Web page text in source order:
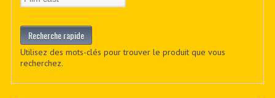
Utilisez des mots-clés pour trouver le produit que vous
recherchez.